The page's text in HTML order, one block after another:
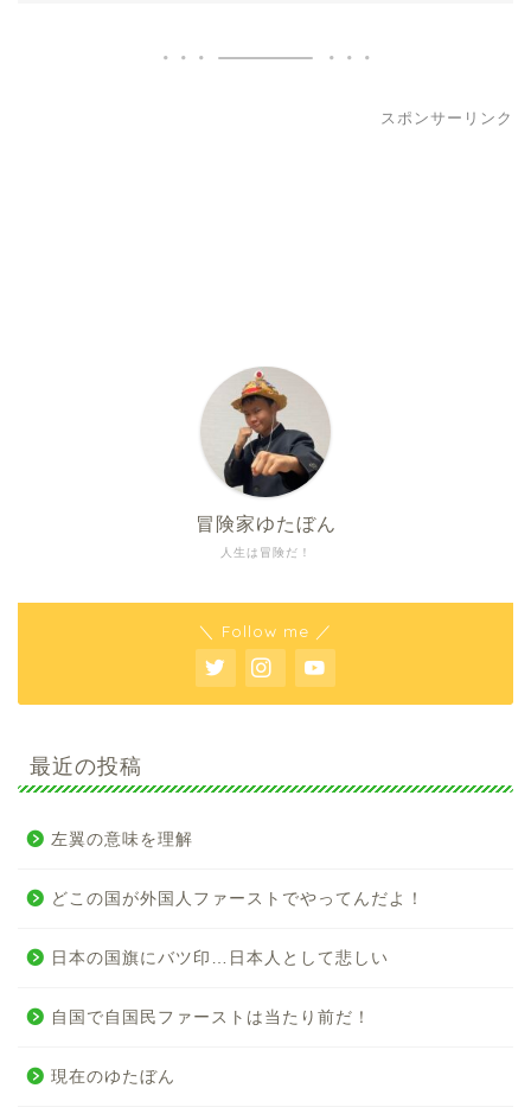
スポンサーリンク
人生は冒険だ！
冒険家ゆたぼん
＼ Follow me ／
最近の投稿
左翼の意味を理解
どこの国が外国人ファーストでやってんだよ！
日本の国旗にバツ印…日本人として悲しい
自国で自国民ファーストは当たり前だ！
現在のゆたぼん